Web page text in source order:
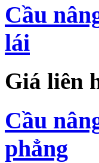
Cầu
lái
Giá liên
Cầu
phẳng